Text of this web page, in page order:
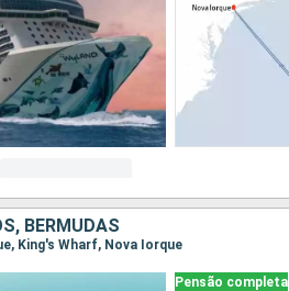
BERMUDAS
King's Wharf, Nova Iorque
Pensão completa